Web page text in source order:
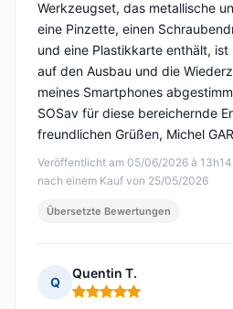
Veröffentlicht am 05/06/2026 à 13h14
nach einem Kauf von 25/05/2026
Werkzeugset, das metallische
eine Pinzette, einen
und eine Plastikkarte enthält,
auf den Ausbau und die
meines Smartphones
SOSav für diese bereichernde
freundlichen Grüßen, Michel
Übersetzte Bewertungen
Q
Quentin T.
Hinweis: 5 von 5